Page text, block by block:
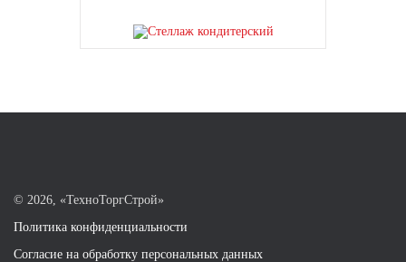
© 2026, «ТехноТоргСтрой»
Политика конфиденциальности
Согласие на обработку персональных данных